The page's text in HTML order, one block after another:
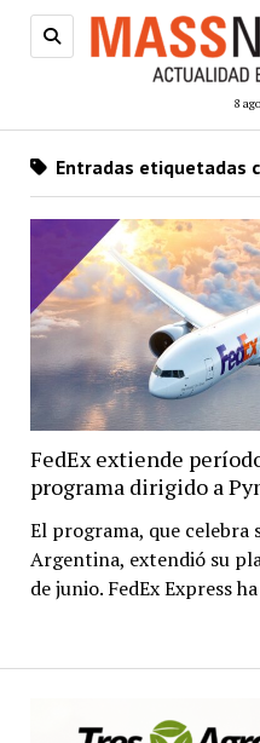
8
Entradas etiquetadas
FedEx extiende
programa dirigido a
El programa, que celebra
Argentina, extendió su
de junio. FedEx Express